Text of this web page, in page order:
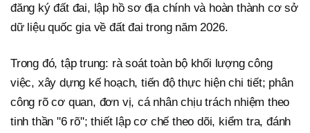
đăng ký đất đai, lập hồ sơ địa chính và hoàn thành cơ sở
dữ liệu quốc gia về đất đai trong năm 2026.
Trong đó, tập trung: rà soát toàn bộ khối lượng công
việc, xây dựng kế hoạch, tiến độ thực hiện chi tiết; phân
công rõ cơ quan, đơn vị, cá nhân chịu trách nhiệm theo
tinh thần "6 rõ"; thiết lập cơ chế theo dõi, kiểm tra, đánh